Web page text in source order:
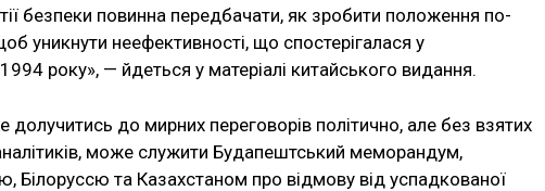
безпеки повинна передбачати, як зробити положення по-
уникнути неефективності, що спостерігалася у
року», — йдеться у матеріалі китайського видання.
до мирних переговорів політично, але без взятих
може служити Будапештський меморандум,
Білоруссю та Казахстаном про відмову від успадкованої